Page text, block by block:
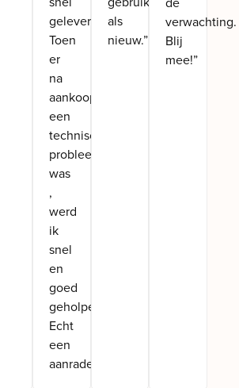
geleverd!t
Toen
er
na
aankoop
een
technisch
probleem
was
,
werd
ik
snel
en
goed
geholpen!
Echt
een
aanrader!”
als
nieuw.”
verwachting.
Blij
mee!”